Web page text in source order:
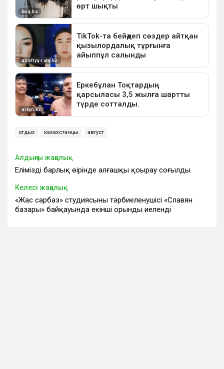
отдых казахстанцы август
Алдыңғы жаңалық
Еліміздің барлық өңірінде алғашқы қоңырау соғылды
Келесі жаңалық
«Жас сарбаз» студиясының тәрбиеленушісі «Славян
базары» байқауында екінші орынды иеленді